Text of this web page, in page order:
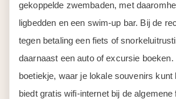
gekoppelde zwembaden, met
ligbedden en een swim-up bar. Bij de
tegen betaling een fiets of
daarnaast een auto of excursie
boetiekje, waar je lokale souvenirs
biedt gratis wifi-internet bij de algemene